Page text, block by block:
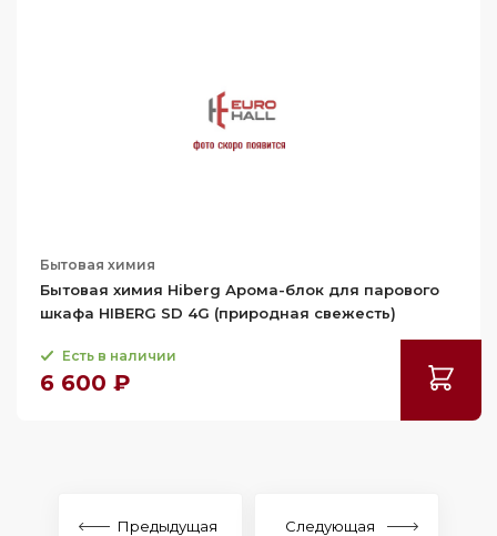
Бытовая химия
Бытовая химия Hiberg Арома-блок для парового
шкафа HIBERG SD 4G (природная свежесть)
Есть в наличии
6 600 ₽
Предыдущая Следующая